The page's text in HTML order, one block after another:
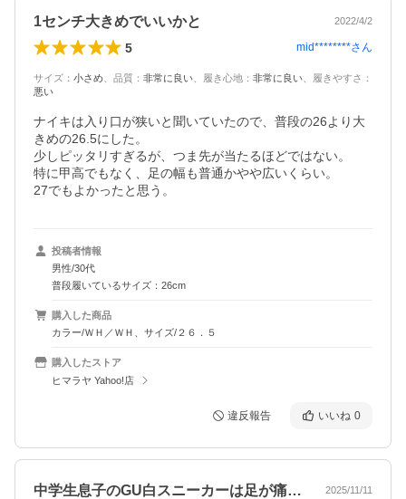
1センチ大きめでいいかと 2022/4/2
5 mid********さん
サイズ ： 小さめ 品質 ： 非常に良い 履き心地 ： 非常に良い 履きやすさ ：
悪い
ナイキは入り口が狭いと聞いていたので、普段の26より大
きめの26.5にした。
少しピッタリすぎるが、つま先が当たるほどではない。
特に甲高でもなく、足の幅も普通かやや広いくらい。
27でもよかったと思う。
投稿者情報
男性/30代
普段履いているサイズ：26cm
購入した商品
カラー/ＷＨ／ＷＨ、サイズ/２６．５
購入したストア
ヒマラヤ Yahoo!店
違反報告 いいね 0
中学生息子のGU白スニーカーは足が痛く… 2025/11/11